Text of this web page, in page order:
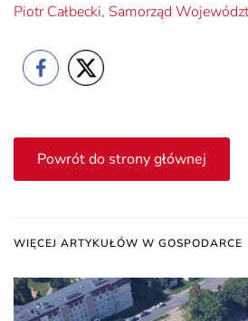
Piotr Całbecki, Samorząd
Powrót do strony głównej
WIĘCEJ ARTYKUŁÓW W GOSPODARCE